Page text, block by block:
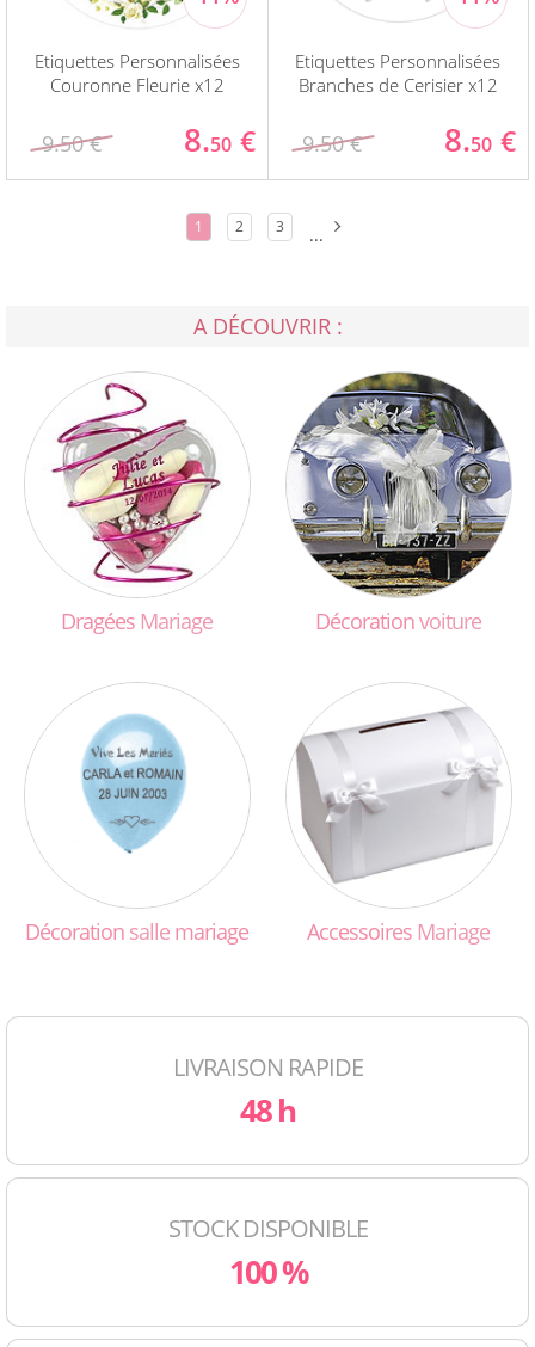
Etiquettes Personnalisées
Couronne Fleurie x12
9.50 € 8.50 €
Etiquettes Personnalisées
Branches de Cerisier x12
9.50 € 8.50 €
1 2 3 ...
A DÉCOUVRIR :
Dragées Mariage Décorationvoiture
Décoration salle mariage Accessoires Mariage
LIVRAISON RAPIDE
48 h
STOCK DISPONIBLE
100 %